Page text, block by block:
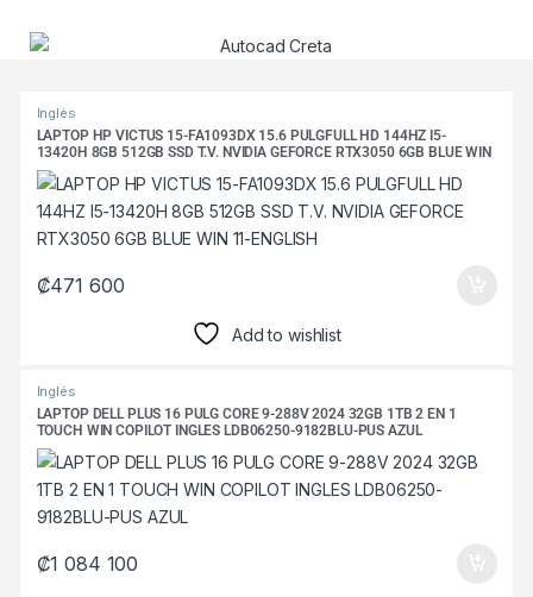
Products Grid
Inglés
LAPTOP HP VICTUS 15-FA1093DX 15.6 PULGFULL HD 144HZ I5-
13420H 8GB 512GB SSD T.V. NVIDIA GEFORCE RTX3050 6GB BLUE WIN
11-ENGLISH
₡471 600
Add to wishlist
Inglés
LAPTOP DELL PLUS 16 PULG CORE 9-288V 2024 32GB 1TB 2 EN 1
TOUCH WIN COPILOT INGLES LDB06250-9182BLU-PUS AZUL
₡1 084 100